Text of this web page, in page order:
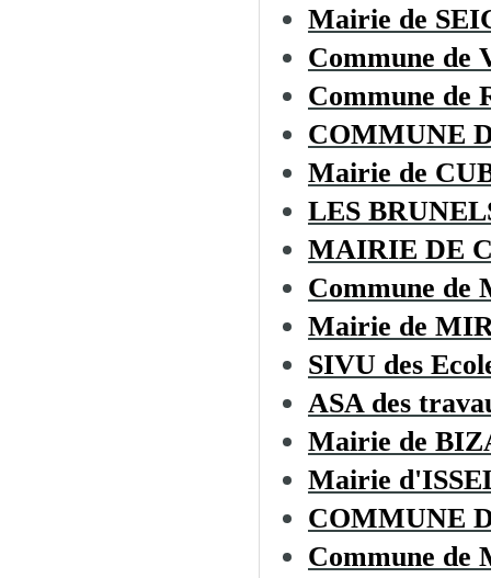
Mairie de
Commune
Commune de
COMMUNE
Mairie de
LES
MAIRIE DE
Commune de
Mairie de
SIVU des
ASA des
Mairie de
Mairie
COMMUNE
Commune de